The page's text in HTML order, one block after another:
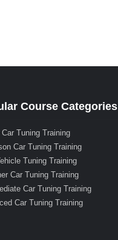
Course Categories
Tuning Training
Car Tuning Training
Tuning Training
Car Tuning Training
Car Tuning Training
Car Tuning Training